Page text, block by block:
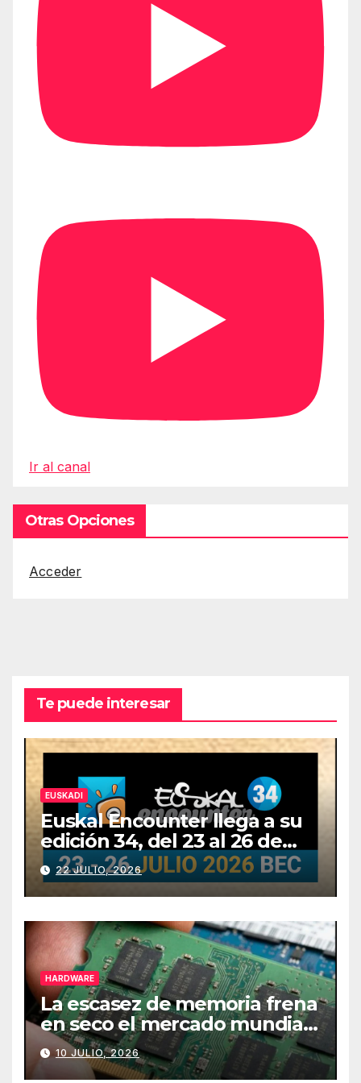
Ir al canal
Otras Opciones
Acceder
Te puede interesar
EUSKADI
Euskal Encounter llega a su
edición 34, del 23 al 26 de
julio
22 JULIO, 2026
HARDWARE
La escasez de memoria frena
en seco el mercado mundial
de PCs
10 JULIO, 2026